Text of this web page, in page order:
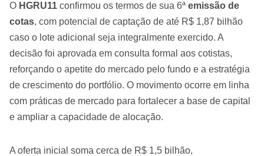
O HGRU11 confirmou os termos de sua 6ª emissão de
cotas, com potencial de captação de até R$ 1,87 bilhão
caso o lote adicional seja integralmente exercido. A
decisão foi aprovada em consulta formal aos cotistas,
reforçando o apetite do mercado pelo fundo e a estratégia
de crescimento do portfólio. O movimento ocorre em linha
com práticas de mercado para fortalecer a base de capital
e ampliar a capacidade de alocação.
A oferta inicial soma cerca de R$ 1,5 bilhão,